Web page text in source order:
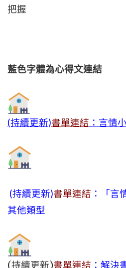
把握
藍色字體為心得文連結
(持續更新)書單連結 ：言情
(持續更新)書單連結 ：「言
其他類型
(持續更新)書單連結 ：解決